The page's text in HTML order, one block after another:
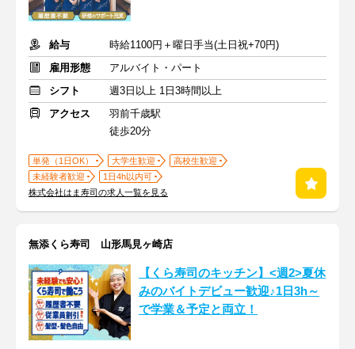
給与
時給1100円＋曜日手当(土日祝+70円)
雇用形態
アルバイト・パート
シフト
週3日以上 1日3時間以上
アクセス
羽前千歳駅
徒歩20分
単発（1日OK） 大学生歓迎
高校生歓迎
未経験者歓迎
1日4h以内可
株式会社はま寿司の求人一覧を見る
無添くら寿司 山形馬見ヶ崎店
【くら寿司のキッチン】<週2>夏休
みのバイトデビュー歓迎♪1日3h～
で学業＆予定と両立！